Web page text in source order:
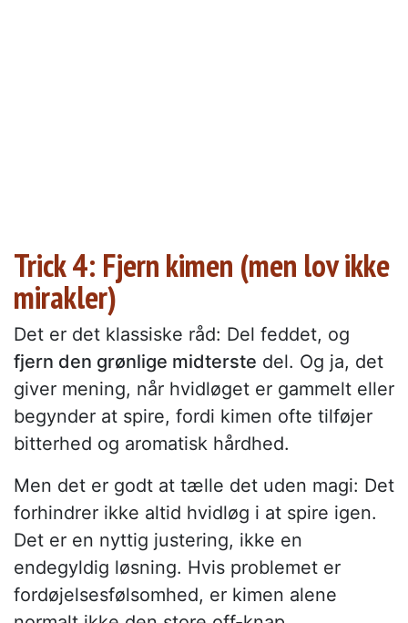
Trick 4: Fjern kimen (men lov ikke
mirakler)
Det er det klassiske råd: Del feddet, og
fjern den grønlige midterste del. Og ja, det
giver mening, når hvidløget er gammelt eller
begynder at spire, fordi kimen ofte tilføjer
bitterhed og aromatisk hårdhed.
Men det er godt at tælle det uden magi: Det
forhindrer ikke altid hvidløg i at spire igen.
Det er en nyttig justering, ikke en
endegyldig løsning. Hvis problemet er
fordøjelsesfølsomhed, er kimen alene